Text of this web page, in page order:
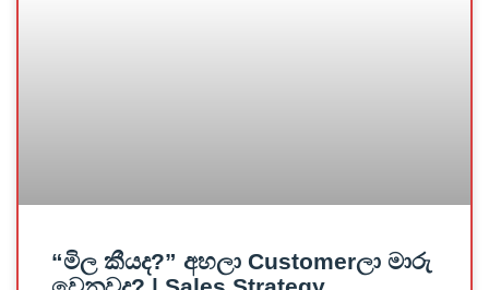
“මිල කීයද?” අහලා Customerලා මාරු